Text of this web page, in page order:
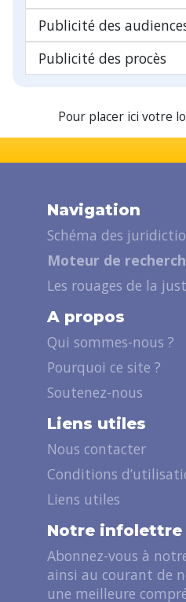
Publicité des
Publicité des procès
Pour placer ici votre
Navigation
Schéma des
Moteur de
Les rouages de la
A propos
Qui sommes-nous ?
Pourquoi ce site ?
Soutenez-nous
Liens utiles
Nous contacter
Conditions
Liens utiles
Notre infolettre
Abonnez-vous à
ainsi au courant de
une meilleure